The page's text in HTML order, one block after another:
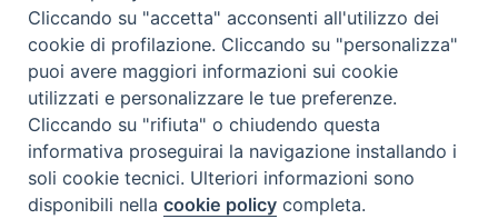
Contatti & Info
C.ne Aurelia, 50 – 00165 Roma
Contatti
Cliccando su "accetta" acconsenti all'utilizzo dei
cookie di profilazione. Cliccando su "personalizza"
puoi avere maggiori informazioni sui cookie
utilizzati e personalizzare le tue preferenze.
Cliccando su "rifiuta" o chiudendo questa
informativa proseguirai la navigazione installando i
soli cookie tecnici. Ulteriori informazioni sono
disponibili nellacookie policy completa.